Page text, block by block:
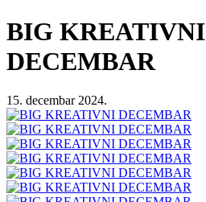
BIG KREATIVNI
DECEMBAR
15. decembar 2024.